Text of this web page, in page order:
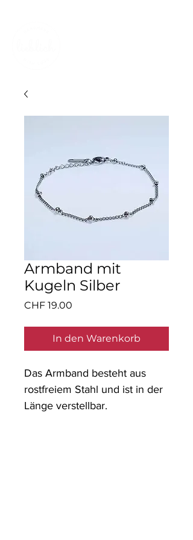
Armband mit
Kugeln Silber
CHF 19.00
In den Warenkorb
Das Armband besteht aus
rostfreiem Stahl und ist in der
Länge verstellbar.